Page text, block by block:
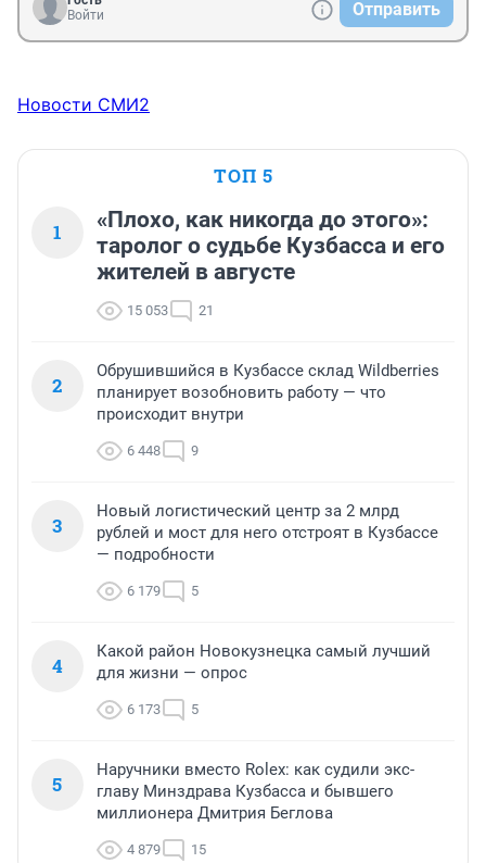
Войти
Отправить
Новости СМИ2
ТОП 5
1
«Плохо, как никогда до этого»:
таролог о судьбе Кузбасса и его
жителей в августе
15 053 21
2
Обрушившийся в Кузбассе склад Wildberries
планирует возобновить работу — что
происходит внутри
6 448 9
3
Новый логистический центр за 2 млрд
рублей и мост для него отстроят в Кузбассе
— подробности
6 179 5
4
Какой район Новокузнецка самый лучший
для жизни — опрос
6 173 5
5
Наручники вместо Rolex: как судили экс-
главу Минздрава Кузбасса и бывшего
миллионера Дмитрия Беглова
4 879 15